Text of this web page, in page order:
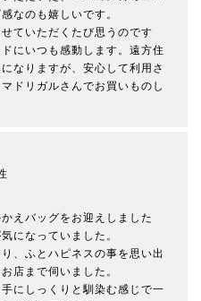
なのも嬉しいです。
ていただくたび思うのです
にいつも感動します。遠方住
なりますが、安心して利用さ
ドリガルさんでお買いものし
えバッグをお迎えしました
になっていました。
、ふとハピネスの事を思い出
店まで伺いました。
にしっくりと馴染む感じで一